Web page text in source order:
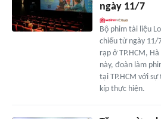
ngày 11/7
Bộ phim tài liệu
chiếu từ ngày 11/
rạp ở TP.HCM,
này, đoàn làm
tại TP.HCM với
kíp thực hiện.